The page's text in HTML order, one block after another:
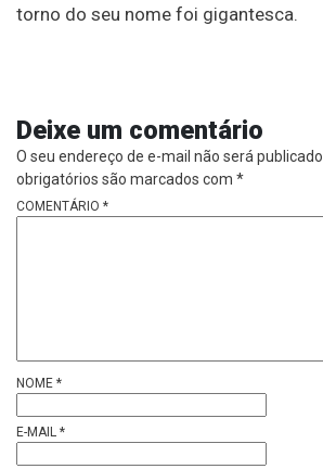
torno do seu nome foi gigantesca.
Deixe um comentário
O seu endereço de e-mail não será publicado.
obrigatórios são marcados com *
COMENTÁRIO *
NOME *
E-MAIL *